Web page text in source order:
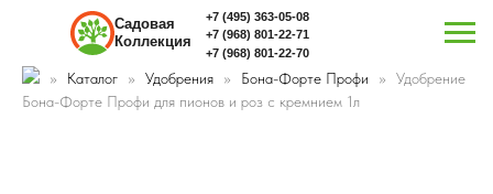
+7 (495) 363-05-08
+7 (968) 801-22-71
Садовая
Коллекция
+7 (968) 801-22-70
Каталог Удобрения Бона-Форте Профи
Удобрение
Бона-Форте Профи для пионов и роз с кремнием 1л